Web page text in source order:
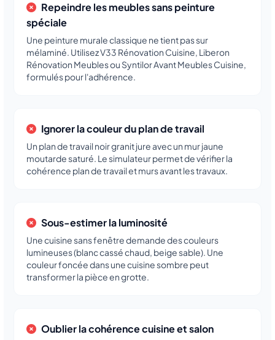
Repeindre les meubles sans peinture
spéciale
Une peinture murale classique ne tient pas sur
mélaminé. Utilisez V33 Rénovation Cuisine, Liberon
Rénovation Meubles ou Syntilor Avant Meubles Cuisine,
formulés pour l'adhérence.
Ignorer la couleur du plan de travail
Un plan de travail noir granit jure avec un mur jaune
moutarde saturé. Le simulateur permet de vérifier la
cohérence plan de travail et murs avant les travaux.
Sous-estimer la luminosité
Une cuisine sans fenêtre demande des couleurs
lumineuses (blanc cassé chaud, beige sable). Une
couleur foncée dans une cuisine sombre peut
transformer la pièce en grotte.
Oublier la cohérence cuisine et salon